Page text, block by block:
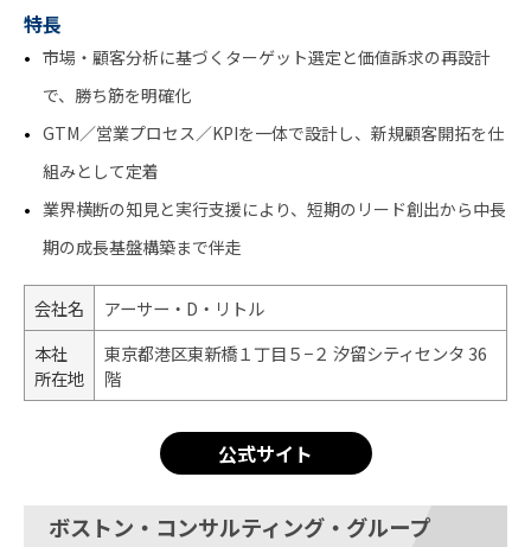
特長
市場・顧客分析に基づくターゲット選定と価値訴求の再設計
で、勝ち筋を明確化
GTM／営業プロセス／KPIを一体で設計し、新規顧客開拓を仕
組みとして定着
業界横断の知見と実行支援により、短期のリード創出から中長
期の成長基盤構築まで伴走
会社名
アーサー・D・リトル
本社
所在地
東京都港区東新橋１丁目５−２ 汐留シティセンタ 36
階
公式サイト
ボストン・コンサルティング・グループ